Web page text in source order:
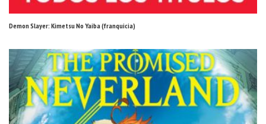
Demon Slayer: Kimetsu No Yaiba (franquicia)